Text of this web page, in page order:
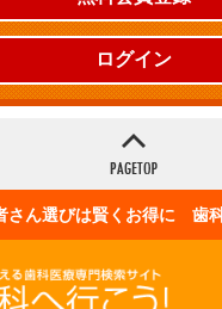
ログイン
さん選びは賢くお得に 歯